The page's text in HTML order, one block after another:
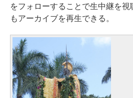
をフォローすることで生中継を
もアーカイブを再生できる。